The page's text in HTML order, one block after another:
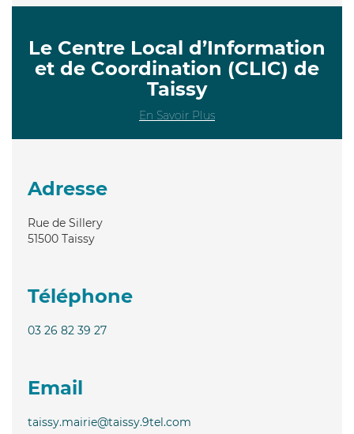
Le Centre Local d’Information
et de Coordination (CLIC) de
Taissy
En Savoir Plus
Adresse
Rue de Sillery
51500 Taissy
Téléphone
03 26 82 39 27
Email
taissy.mairie@taissy.9tel.com